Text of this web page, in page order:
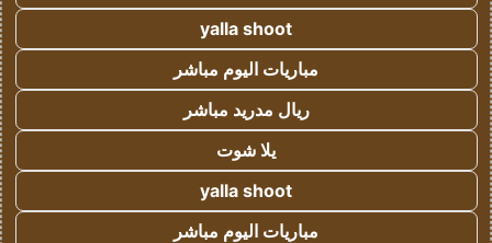
yalla shoot
مباريات اليوم مباشر
ريال مدريد مباشر
يلا شوت
yalla shoot
مباريات اليوم مباشر